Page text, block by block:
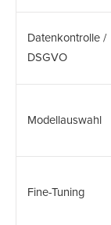
Datenkontrolle /
DSGVO
Modellauswahl
Fine-Tuning